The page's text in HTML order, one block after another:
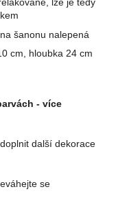
šanonu nalepená
cm, hloubka 24 cm
- více
další dekorace
se